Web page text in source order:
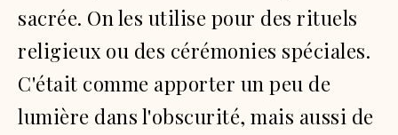
sacrée. On les utilise pour des rituels
religieux ou des cérémonies spéciales.
C'était comme apporter un peu de
lumière dans l'obscurité, mais aussi de